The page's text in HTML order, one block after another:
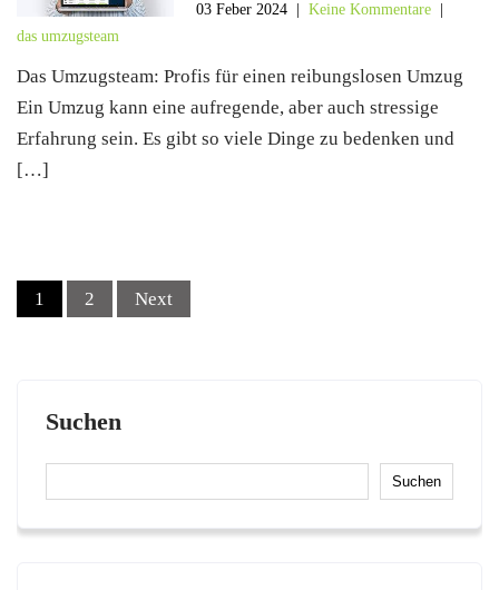
03 Feber 2024 |Keine Kommentare
das umzugsteam
Das Umzugsteam: Profis für einen reibungslosen Umzug
Ein Umzug kann eine aufregende, aber auch stressige
Erfahrung sein. Es gibt so viele Dinge zu bedenken und
[…]
Posts
navigation
1 2 Next
Suchen
Suchen